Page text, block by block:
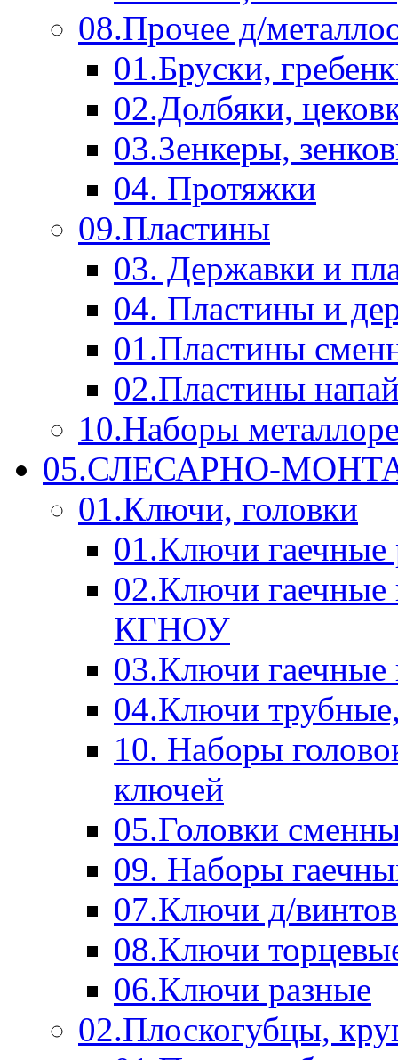
08.Прочее д/
01.Бруски,
02.Долбяки,
03.Зенкеры,
04. Протяжки
09.Пластины
03. Державки и
04. Пластины и
01.Пластины
02.Пластины
10.Наборы
05.СЛЕСАРНО-
01.Ключи, головки
01.Ключи
02.Ключи
КГНОУ
03.Ключи
04.Ключи
10. Наборы
ключей
05.Головки
09. Наборы
07.Ключи д/
08.Ключи
06.Ключи разные
02.Плоскогубцы,